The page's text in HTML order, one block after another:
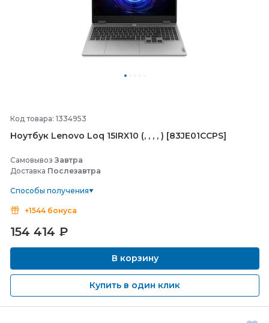
Код товара: 1334953
Ноутбук Lenovo Loq 15IRX10 (, , , , ) [83JE01CCPS]
Самовывоз Завтра
Доставка Послезавтра
Способы получения
+1544 бонуса
154 414 ₽
В корзину
Купить в один клик